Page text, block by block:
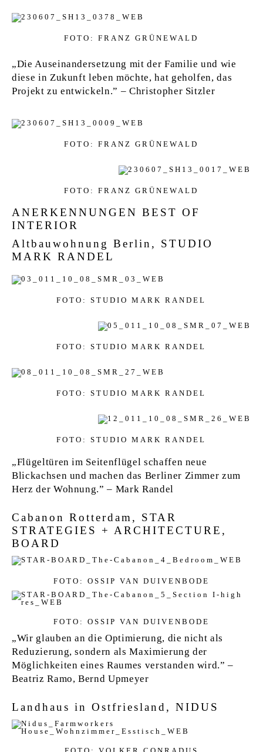
FOTO: FRANZ GRÜNEWALD
„Die Auseinandersetzung mit der Familie und wie
diese in Zukunft leben möchte, hat geholfen, das
Projekt zu entwickeln.” – Christopher Sitzler
FOTO: FRANZ GRÜNEWALD
FOTO: FRANZ GRÜNEWALD
ANERKENNUNGEN BEST OF
INTERIOR
Altbauwohnung Berlin, STUDIO
MARK RANDEL
FOTO: STUDIO MARK RANDEL
FOTO: STUDIO MARK RANDEL
FOTO: STUDIO MARK RANDEL
FOTO: STUDIO MARK RANDEL
„Flügeltüren im Seitenflügel schaffen neue
Blickachsen und machen das Berliner Zimmer zum
Herz der Wohnung.” – Mark Randel
Cabanon Rotterdam, STAR
STRATEGIES + ARCHITECTURE,
BOARD
FOTO: OSSIP VAN DUIVENBODE
FOTO: OSSIP VAN DUIVENBODE
„Wir glauben an die Optimierung, die nicht als
Reduzierung, sondern als Maximierung der
Möglichkeiten eines Raumes verstanden wird.” –
Beatriz Ramo, Bernd Upmeyer
Landhaus in Ostfriesland, NIDUS